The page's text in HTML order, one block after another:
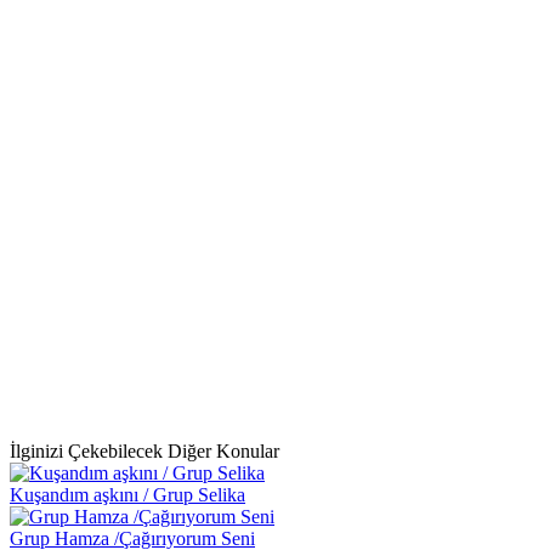
İlginizi Çekebilecek Diğer Konular
Kuşandım aşkını / Grup Selika
Grup Hamza /Çağırıyorum Seni